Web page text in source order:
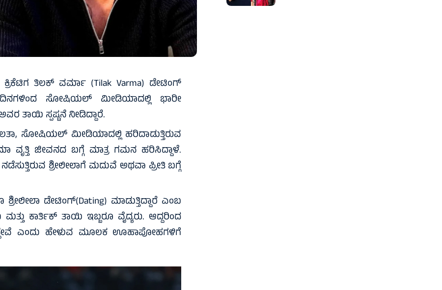
ಕ್ರಿಕೆಟಿಗ ತಿಲಕ್ ವರ್ಮಾ (Tilak Varma) ಡೇಟಿಂಗ್
ದಿನಗಳಿಂದ ಸೋಷಿಯಲ್ ಮೀಡಿಯಾದಲ್ಲಿ ಭಾರೀ
ತಾಯಿ ಸ್ಪಷ್ಟನೆ ನೀಡಿದ್ದಾರೆ.
ಸೋಷಿಯಲ್ ಮೀಡಿಯಾದಲ್ಲಿ ಹರಿದಾಡುತ್ತಿರುವ
ವೃತ್ತಿ ಜೀವನದ ಬಗ್ಗೆ ಮಾತ್ರ ಗಮನ ಹರಿಸಿದ್ದಾಳೆ.
ಶ್ರೀಲೀಲಾಗೆ ಮದುವೆ ಅಥವಾ ಪ್ರೀತಿ ಬಗ್ಗೆ
ಡೇಟಿಂಗ್(Dating) ಮಾಡುತ್ತಿದ್ದಾರೆ ಎಂಬ
ಕಾರ್ತಿಕ್ ತಾಯಿ ಇಬ್ಬರೂ ವೈದ್ಯರು. ಆದ್ದರಿಂದ
ಎಂದು ಹೇಳುವ ಮೂಲಕ ಊಹಾಪೋಹಗಳಿಗೆ